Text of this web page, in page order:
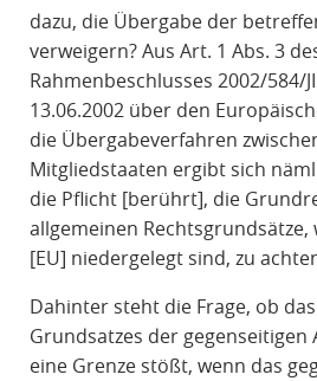
dazu, die Übergabe der
verweigern? Aus Art. 1 Abs. 3
Rahmenbeschlusses 2002/584/
13.06.2002 über den
die Übergabeverfahren
Mitgliedstaaten ergibt sich
die Pflicht [berührt], die
allgemeinen Rechtsgrundsätze,
[EU] niedergelegt sind, zu
Dahinter steht die Frage, ob
Grundsatzes der gegenseitigen
eine Grenze stößt, wenn das